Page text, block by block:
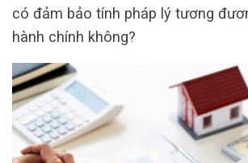
có đảm bảo tính pháp lý tương
hành chính không?